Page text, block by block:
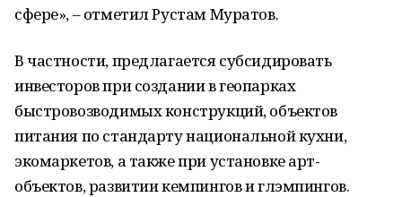
сфере», – отметил Рустам Муратов.
В частности, предлагается субсидировать
инвесторов при создании в геопарках
быстровозводимых конструкций, объектов
питания по стандарту национальной кухни,
экомаркетов, а также при установке арт-
объектов, развитии кемпингов и глэмпингов.